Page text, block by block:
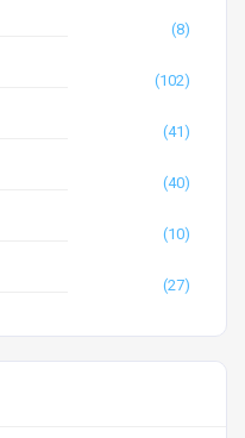
(8)
(102)
(41)
(40)
(10)
(27)